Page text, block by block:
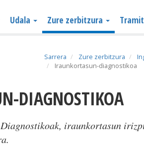
Udala Zure zerbitzura
Sarrera Zure zerbitzura
Iraunkortasun-diagnostikoa
DIAGNOSTIKOA
iraunkortasun